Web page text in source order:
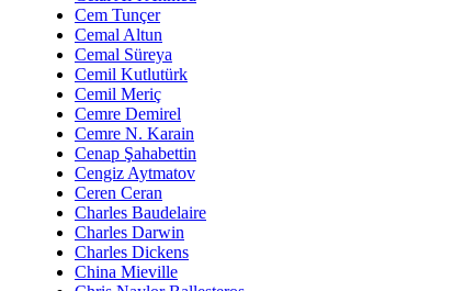
Cem Tunçer
Cemal Altun
Cemal Süreya
Cemil Kutlutürk
Cemil Meriç
Cemre Demirel
Cemre N. Karain
Cenap Şahabettin
Cengiz Aytmatov
Ceren Ceran
Charles Baudelaire
Charles Darwin
Charles Dickens
China Mieville